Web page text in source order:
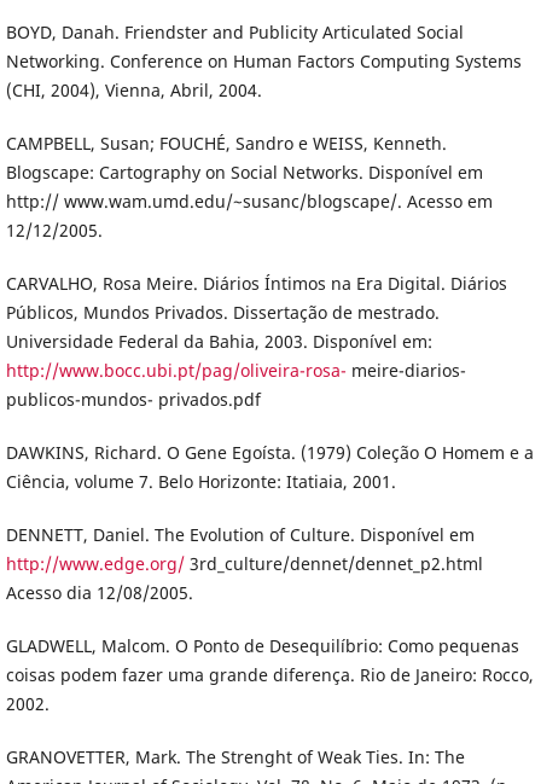
BOYD, Danah. Friendster and Publicity Articulated Social
Networking. Conference on Human Factors Computing Systems
(CHI, 2004), Vienna, Abril, 2004.
CAMPBELL, Susan; FOUCHÉ, Sandro e WEISS, Kenneth.
Blogscape: Cartography on Social Networks. Disponível em
http:// www.wam.umd.edu/~susanc/blogscape/. Acesso em
12/12/2005.
CARVALHO, Rosa Meire. Diários Íntimos na Era Digital. Diários
Públicos, Mundos Privados. Dissertação de mestrado.
Universidade Federal da Bahia, 2003. Disponível em:
http://www.bocc.ubi.pt/pag/oliveira-rosa- meire-diarios-
publicos-mundos- privados.pdf
DAWKINS, Richard. O Gene Egoísta. (1979) Coleção O Homem e a
Ciência, volume 7. Belo Horizonte: Itatiaia, 2001.
DENNETT, Daniel. The Evolution of Culture. Disponível em
http://www.edge.org/3rd_culture/dennet/dennet_p2.html
Acesso dia 12/08/2005.
GLADWELL, Malcom. O Ponto de Desequilíbrio: Como pequenas
coisas podem fazer uma grande diferença. Rio de Janeiro: Rocco,
2002.
GRANOVETTER, Mark. The Strenght of Weak Ties. In: The